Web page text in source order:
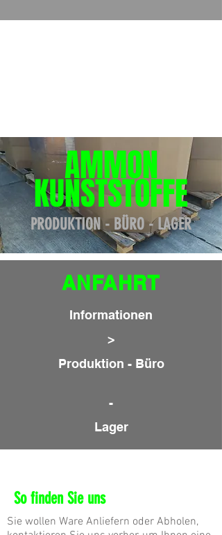
AMMON
KUNSTSTOFFE
PRODUKTION - BÜRO - LAGER
So finden Sie uns
Sie wollen Ware Anliefern oder Abholen,
ANFAHRT
Informationen
Produktion - Büro
>
-
Lager